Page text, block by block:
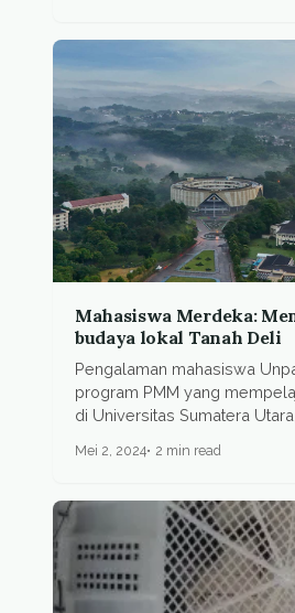
Mahasiswa Merdeka:
budaya lokal Tanah Deli
Pengalaman mahasiswa
program PMM yang
di Universitas Sumatera Utara,
Mei 2, 2024 2 min read